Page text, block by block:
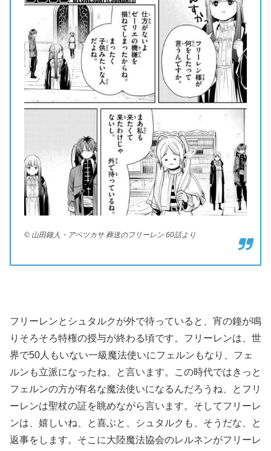
© 山田鐘人・アベツカサ 葬送のフリーレン 60話より
フリーレンとシュタルクが外で待っていると、宵の鐘が鳴
りそろそろ特権の授与が終わる頃です。フリーレンは、世
界で50人もいない一級魔法使いにフェルンもなり、フェ
ルンも立派になったね、と言います。この時代ではきっと
フェルンの方が有名な魔法使いになるんだろうね、とフリ
ーレンは聖杖の証を眺めながら言います。そしてフリーレ
ンは、嬉しいね、と喜ぶと、シュタルクも、そうだな、と
返事をします。そこに大陸魔法協会のレルネンがフリーレ